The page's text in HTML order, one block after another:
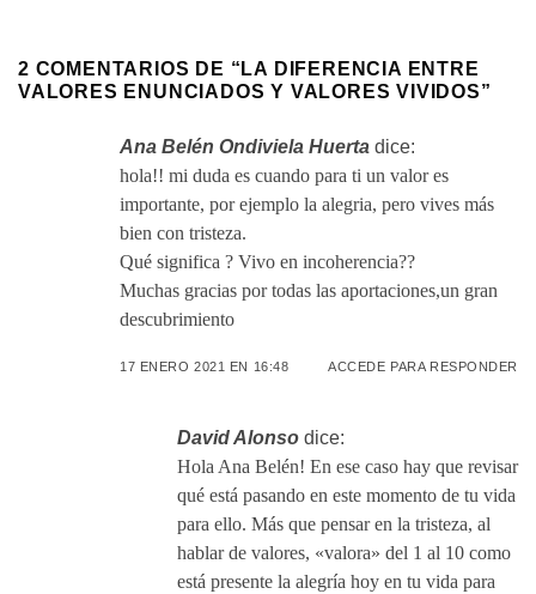
2 COMENTARIOS DE “ LA DIFERENCIA ENTRE
VALORES ENUNCIADOS Y VALORES VIVIDOS”
Ana Belén Ondiviela Huerta dice:
hola!! mi duda es cuando para ti un valor es
importante, por ejemplo la alegria, pero vives más
bien con tristeza.
Qué significa ? Vivo en incoherencia??
Muchas gracias por todas las aportaciones,un gran
descubrimiento
17 ENERO 2021 EN 16:48 ACCEDE PARA RESPONDER
David Alonso dice:
Hola Ana Belén! En ese caso hay que revisar
qué está pasando en este momento de tu vida
para ello. Más que pensar en la tristeza, al
hablar de valores, «valora» del 1 al 10 como
está presente la alegría hoy en tu vida para